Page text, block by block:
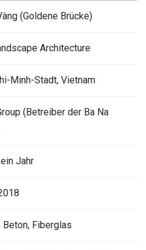
(Goldene Brücke)
Architecture
Minh-Stadt, Vietnam
(Betreiber der Ba Na
Jahr
Beton, Fiberglas